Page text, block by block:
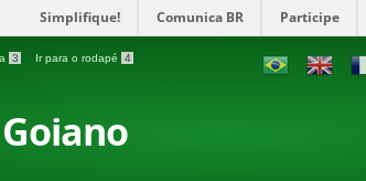
Simplifique! Comunica BR Participe
3 Ir para o rodapé 4